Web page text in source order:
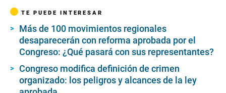
TE PUEDE INTERESAR
Más de 100 movimientos regionales
desaparecerán con reforma aprobada por el
Congreso: ¿Qué pasará con sus representantes?
Congreso modifica definición de crimen
organizado: los peligros y alcances de la ley